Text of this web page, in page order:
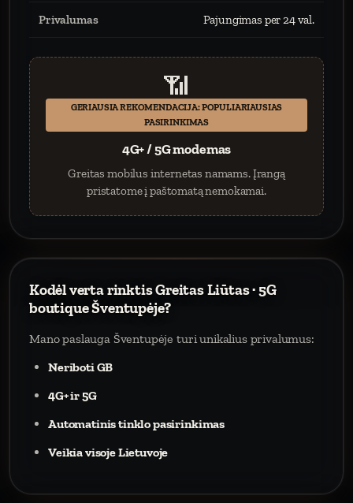
Privalumas Pajungimas per 24 val.
📶
GERIAUSIA REKOMENDACIJA: POPULIARIAUSIAS
PASIRINKIMAS
4G+ / 5G modemas
Greitas mobilus internetas namams. Įrangą
pristatome į paštomatą nemokamai.
Kodėl verta rinktis Greitas Liūtas · 5G
boutique Šventupėje?
Mano paslauga Šventupėje turi unikalius privalumus:
Neriboti GB
4G+ ir 5G
Automatinis tinklo pasirinkimas
Veikia visoje Lietuvoje